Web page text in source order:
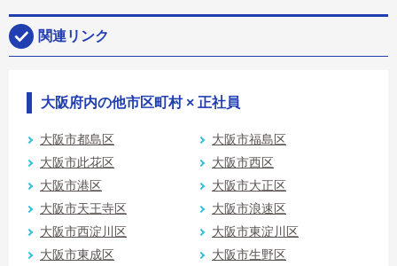
関連リンク
大阪府内の他市区町村 × 正社員
大阪市都島区
大阪市福島区
大阪市此花区
大阪市西区
大阪市港区
大阪市大正区
大阪市天王寺区
大阪市浪速区
大阪市西淀川区
大阪市東淀川区
大阪市東成区
大阪市生野区